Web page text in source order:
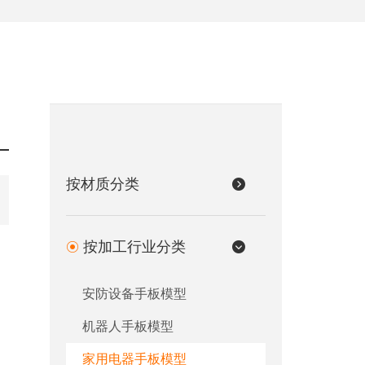
按材质分类
按加工行业分类
安防设备手板模型
机器人手板模型
家用电器手板模型